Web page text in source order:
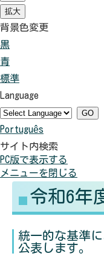
期
状
態）
拡大
期
状
背景色変更
黒
色
を
黒
色
に
す
る
青
景
色
を
青
色
に
す
る
標準
景
色
を
元
に
戻
す
Language
GO
Português
サイト内検索
PC版で表示する
メニューを閉じる
令和6年
統一的な基準
公表します。